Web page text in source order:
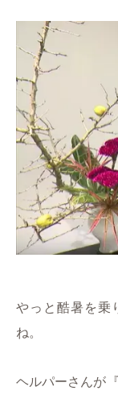
やっと酷暑を乗
ね。
ヘルパーさんが